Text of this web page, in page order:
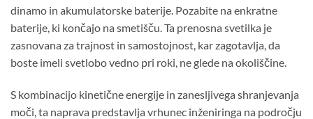
dinamo in akumulatorske baterije. Pozabite na enkratne
baterije, ki končajo na smetišču. Ta prenosna svetilka je
zasnovana za trajnost in samostojnost, kar zagotavlja, da
boste imeli svetlobo vedno pri roki, ne glede na okoliščine.
S kombinacijo kinetične energije in zanesljivega shranjevanja
moči, ta naprava predstavlja vrhunec inženiringa na področju